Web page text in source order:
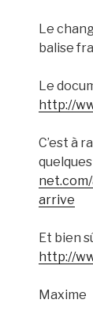
Le
balise
Le
http://
C’est à
arrive
Et bien
http://
Maxime